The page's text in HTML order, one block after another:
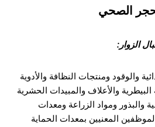
الصحي
الزوار:
والوقود ومنتجات النظافة والأدوية
البيطرية والأعلاف والمبيدات الحشرية
والبذور ومواد الزراعة ومعدات
المعنيين بمعدات الحماية